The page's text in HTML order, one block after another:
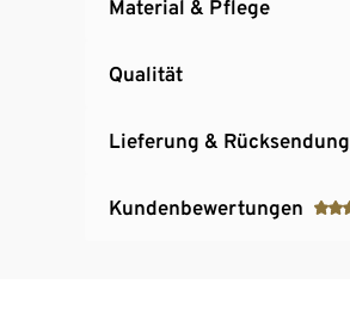
Material & Pflege
Qualität
Lieferung & Rücksendung
Kundenbewertungen